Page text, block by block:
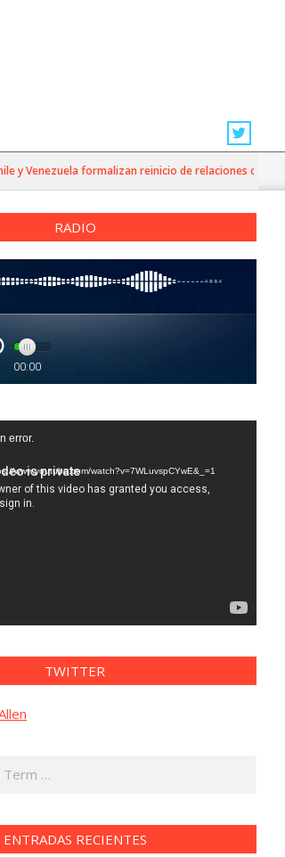
Venezuela formalizan reinicio de relaciones consulares
RADIO
error.
www.youtube.com/watch?v=7WLuvspCYwE&_=1
TWITTER
ENTRADAS RECIENTES